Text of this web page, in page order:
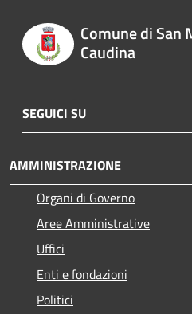
Comune di San
Caudina
SEGUICI SU
AMMINISTRAZIONE
Organi di Governo
Aree Amministrative
Uffici
Enti e fondazioni
Politici